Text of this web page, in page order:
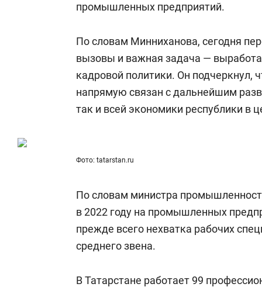
промышленных предприятий.
По словам Минниханова, сегодня
вызовы и важная задача —
кадровой политики. Он подчеркнул,
напрямую связан с дальнейшим
так и всей экономики республики в
Фото: tatarstan.ru
По словам министра
в 2022 году на промышленных
прежде всего нехватка рабочих
среднего звена.
В Татарстане работает 99
Дизайнер-прораб Наталья
с мебелью за 2 миллиона –
для меня это челлендж!»
дней